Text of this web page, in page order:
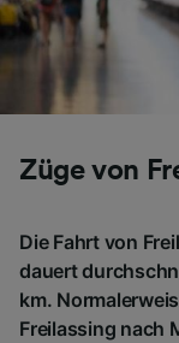
Züge von
Die Fahrt von
dauert
km.
Freilassing nach
Liste der